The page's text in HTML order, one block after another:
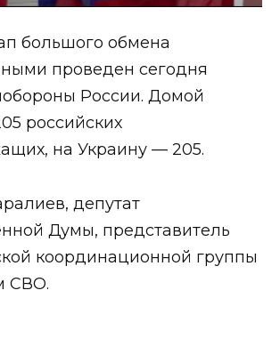
большого обмена
проведен сегодня
России. Домой
российских
на Украину — 205.
депутат
Думы, представитель
координационной группы
СВО.